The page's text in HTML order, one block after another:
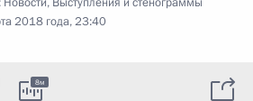
2018 года, 23:40
8м